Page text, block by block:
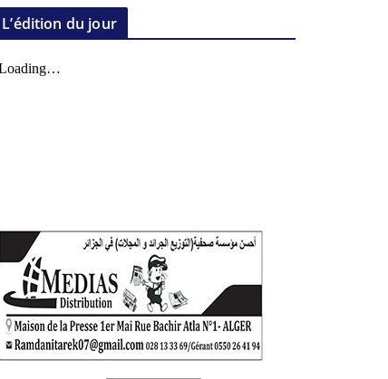
L’édition du jour